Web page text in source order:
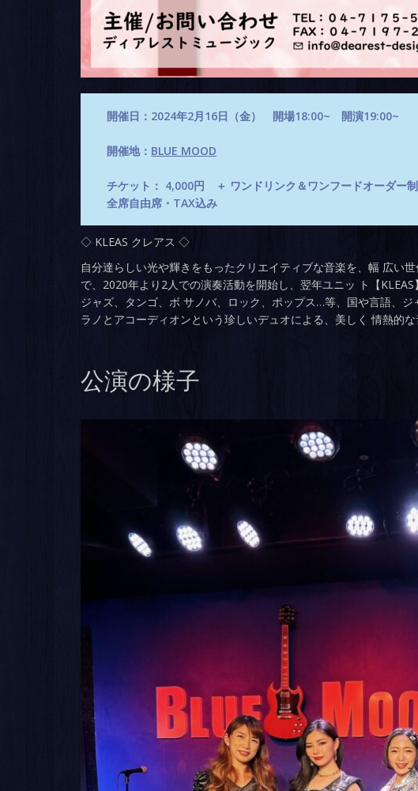
開催日：2024年2月16日（金） 開場18:00~ 開演19:00~
開催地： BLUE MOOD
チケット： 4,000円 ＋ ワンドリンク＆ワンフードオーダー制
全席自由席・TAX込み
◇ KLEAS クレアス ◇
自分達らしい光や輝きをもったクリエイティブな音楽を、幅 広い
で、2020年より2人での演奏活動を開始し、翌年ユニッ ト【
ジャズ、タンゴ、ボ サノバ、ロック、ポップス…等、国や言語、
ラノとアコーディオンという珍しいデュオによる、美しく 情熱的な
公演の様子